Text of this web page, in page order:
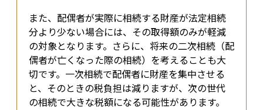
また、配偶者が実際に相続する財産が法定相続
分より少ない場合には、その取得額のみが軽減
の対象となります。さらに、将来の二次相続（配
偶者が亡くなった際の相続）を考えることも大
切です。一次相続で配偶者に財産を集中させる
と、そのときの税負担は減りますが、次の世代
の相続で大きな税額になる可能性があります。